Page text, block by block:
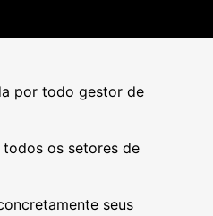
por todo gestor de
os setores de
seus